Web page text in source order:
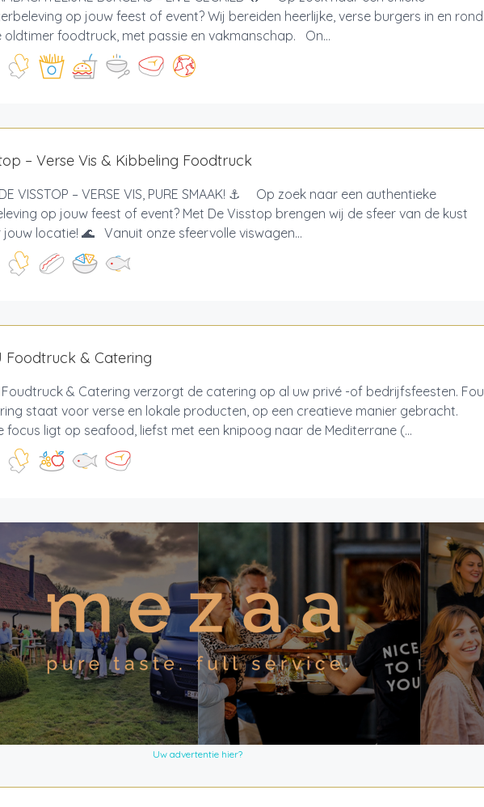
op jouw feest of event? Wij bereiden heerlijke, verse burgers in en rond
oldtimer foodtruck, met passie en vakmanschap. On...
– Verse Vis & Kibbeling Foodtruck
VISSTOP – VERSE VIS, PURE SMAAK! ⚓ Op zoek naar een authentieke
op jouw feest of event? Met De Visstop brengen wij de sfeer van de kust
jouw locatie! 🌊 Vanuit onze sfeervolle viswagen...
Foodtruck & Catering
Foudtruck & Catering verzorgt de catering op al uw privé -of bedrijfsfeesten. Fou
staat voor verse en lokale producten, op een creatieve manier gebracht.
focus ligt op seafood, liefst met een knipoog naar de Mediterrane (...
Uw advertentie hier?